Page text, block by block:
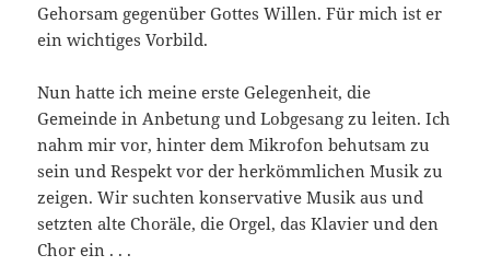
Gehorsam gegenüber Gottes Willen. Für mich ist er
ein wichtiges Vorbild.
Nun hatte ich meine erste Gelegenheit, die
Gemeinde in Anbe­tung und Lobgesang zu leiten. Ich
nahm mir vor, hinter dem Mikro­fon behutsam zu
sein und Respekt vor der herkömmlichen Musik zu
zeigen. Wir suchten konservative Musik aus und
setzten alte Chorä­le, die Orgel, das Klavier und den
Chor ein . . .